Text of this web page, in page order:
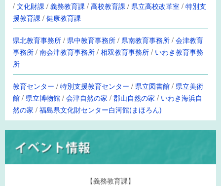
/文化財課 /義務教育課 /高校教育課 / 県立高校改革室 /特別支
援教育課 /健康教育課
県北教育事務所/ 県中教育事務所/ 県南教育事務所/会津教育
事務所/南会津教育事務所/相双教育事務所/ いわき教育事務
所
教育センター /特別支援教育センター / 県立図書館/ 県立美術
館/ 県立博物館/会津自然の家 /郡山自然の家 / いわき海浜自
然の家 /福島県文化財センター白河館(まほろん)
【義務教育課】